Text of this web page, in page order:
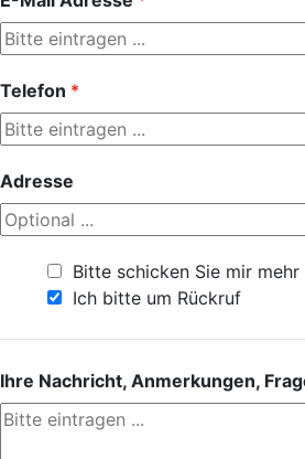
Telefon *
Adresse
Bitte schicken Sie mir
Ich bitte um Rückruf
Ihre Nachricht, Anmerkungen,